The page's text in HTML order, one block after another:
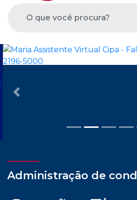
Previous
Gestão
Completa e
Digital